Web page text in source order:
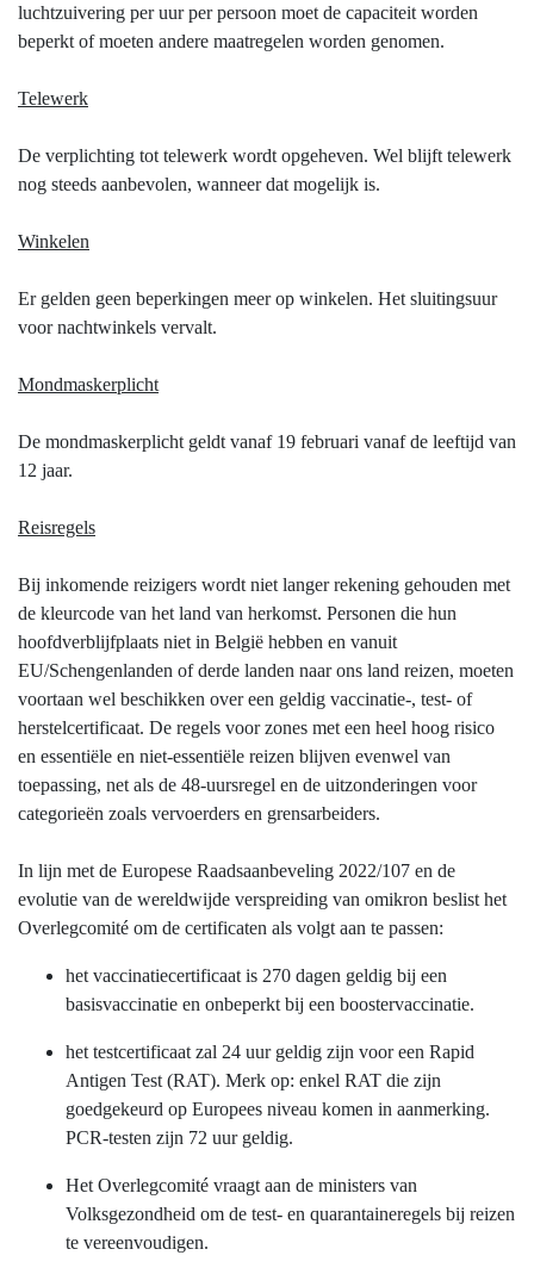
luchtzuivering per uur per persoon moet de capaciteit worden
beperkt of moeten andere maatregelen worden genomen.
Telewerk
De verplichting tot telewerk wordt opgeheven. Wel blijft telewerk
nog steeds aanbevolen, wanneer dat mogelijk is.
Winkelen
Er gelden geen beperkingen meer op winkelen. Het sluitingsuur
voor nachtwinkels vervalt.
Mondmaskerplicht
De mondmaskerplicht geldt vanaf 19 februari vanaf de leeftijd van
12 jaar.
Reisregels
Bij inkomende reizigers wordt niet langer rekening gehouden met
de kleurcode van het land van herkomst. Personen die hun
hoofdverblijfplaats niet in België hebben en vanuit
EU/Schengenlanden of derde landen naar ons land reizen, moeten
voortaan wel beschikken over een geldig vaccinatie-, test- of
herstelcertificaat. De regels voor zones met een heel hoog risico
en essentiële en niet-essentiële reizen blijven evenwel van
toepassing, net als de 48-uursregel en de uitzonderingen voor
categorieën zoals vervoerders en grensarbeiders.
In lijn met de Europese Raadsaanbeveling 2022/107 en de
evolutie van de wereldwijde verspreiding van omikron beslist het
Overlegcomité om de certificaten als volgt aan te passen:
het vaccinatiecertificaat is 270 dagen geldig bij een
basisvaccinatie en onbeperkt bij een boostervaccinatie.
het testcertificaat zal 24 uur geldig zijn voor een Rapid
Antigen Test (RAT). Merk op: enkel RAT die zijn
goedgekeurd op Europees niveau komen in aanmerking.
PCR-testen zijn 72 uur geldig.
Het Overlegcomité vraagt aan de ministers van
Volksgezondheid om de test- en quarantaineregels bij reizen
te vereenvoudigen.